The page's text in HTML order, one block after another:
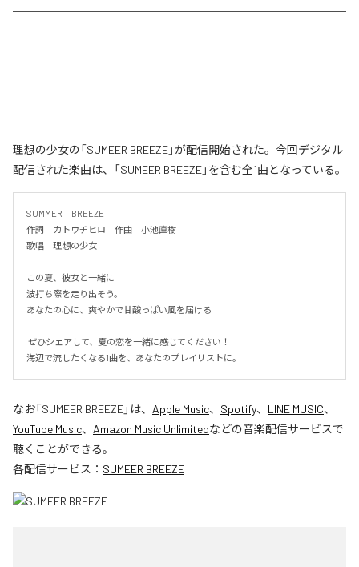
理想の少女の「SUMEER BREEZE」が配信開始された。今回デジタル
配信された楽曲は、「SUMEER BREEZE」を含む全1曲となっている。
SUMMER　BREEZE
作詞　カトウチヒロ　作曲　小池直樹
歌唱　理想の少女
この夏、彼女と一緒に
波打ち際を走り出そう。
あなたの心に、爽やかで甘酸っぱい風を届ける
海辺で流したくなる1曲を、あなたのプレイリストに。
なお「SUMEER BREEZE」は、 Apple Music、 Spotify、 LINE MUSIC、
YouTube Music、 Amazon Music Unlimitedなどの音楽配信サービスで
聴くことができる。
各配信サービス： SUMEER BREEZE